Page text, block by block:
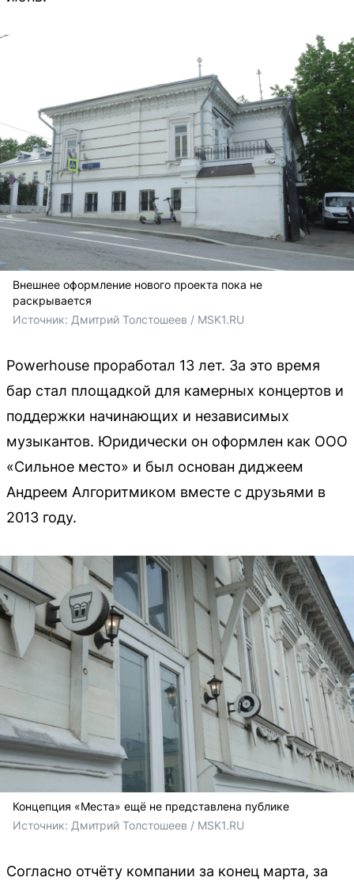
Внешнее оформление нового проекта пока не
раскрывается
Источник: Дмитрий Толстошеев / MSK1.RU
Powerhouse проработал 13 лет. За это время
бар стал площадкой для камерных концертов и
поддержки начинающих и независимых
музыкантов. Юридически он оформлен как ООО
«Сильное место» и был основан диджеем
Андреем Алгоритмиком вместе с друзьями в
2013 году.
Концепция «Места» ещё не представлена публике
Источник: Дмитрий Толстошеев / MSK1.RU
Согласно отчёту компании за конец марта, за